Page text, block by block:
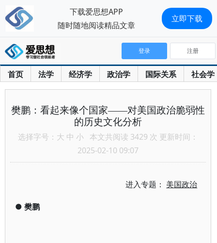
首页 法学 经济学 政治学 国际关系 社会学
登录 注册
樊鹏：看起来像个国家——对美国政治脆弱性
的历史文化分析
选择字号： 大 中 小 本文共阅读 3429 次 更新时间：
2025-02-10 09:07
进入专题： 美国政治
● 樊鹏
下载爱思想APP
随时随地阅读精品文章
立即下载